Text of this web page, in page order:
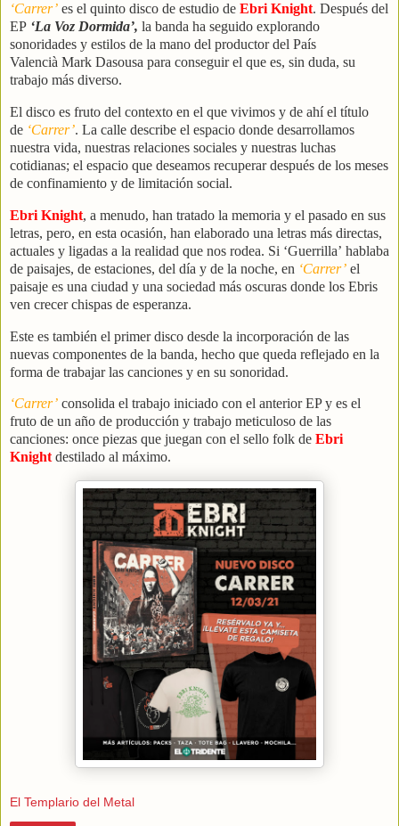
‘Carrer’ es el quinto disco de estudio de Ebri Knight. Después del
EP ‘La Voz Dormida’, la banda ha seguido explorando
sonoridades y estilos de la mano del productor del País
Valencià Mark Dasousa para conseguir el que es, sin duda, su
trabajo más diverso.
El disco es fruto del contexto en el que vivimos y de ahí el título
de ‘Carrer’. La calle describe el espacio donde desarrollamos
nuestra vida, nuestras relaciones sociales y nuestras luchas
cotidianas; el espacio que deseamos recuperar después de los meses
de confinamiento y de limitación social.
Ebri Knight, a menudo, han tratado la memoria y el pasado en sus
letras, pero, en esta ocasión, han elaborado una letras más directas,
actuales y ligadas a la realidad que nos rodea. Si ‘Guerrilla’ hablaba
de paisajes, de estaciones, del día y de la noche, en ‘Carrer’ el
paisaje es una ciudad y una sociedad más oscuras donde los Ebris
ven crecer chispas de esperanza.
Este es también el primer disco desde la incorporación de las
nuevas componentes de la banda, hecho que queda reflejado en la
forma de trabajar las canciones y en su sonoridad.
‘Carrer’ consolida el trabajo iniciado con el anterior EP y es el
fruto de un año de producción y trabajo meticuloso de las
canciones: once piezas que juegan con el sello folk de Ebri
Knightdestilado al máximo.
El Templario del Metal